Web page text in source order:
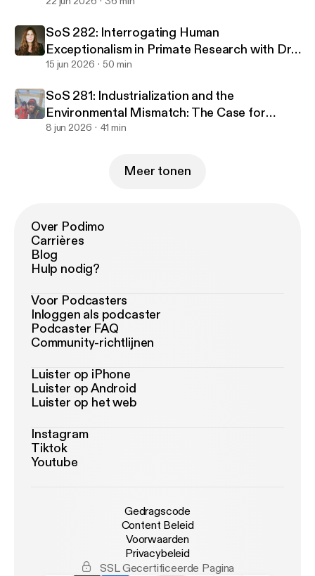
SoS 282: Interrogating Human
Exceptionalism in Primate Research with Dr.
Christine Webb
15 jun 2026 50 min
SoS 281: Industrialization and the
Environmental Mismatch: The Case for
Returning to Nature with Dr. Danny Longman
8 jun 2026 41 min
Meer tonen
Over Podimo
Carrières
Blog
Hulp nodig?
Voor Podcasters
Inloggen als podcaster
Podcaster FAQ
Community-richtlijnen
Luister op iPhone
Luister op Android
Luister op het web
Instagram
Tiktok
Youtube
Gedragscode
Content Beleid
Voorwaarden
Privacybeleid
SSL Gecertificeerde Pagina